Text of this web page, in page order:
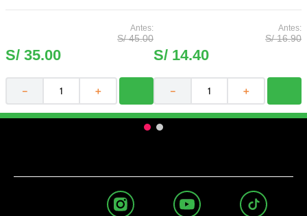
S/ 45.00
S/ 35.00
＋
－
S/ 16.90
S/ 14.40
＋
－